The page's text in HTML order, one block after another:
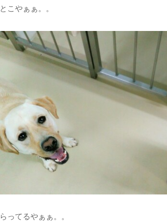
こやぁぁ。。
ってるやぁぁ。。